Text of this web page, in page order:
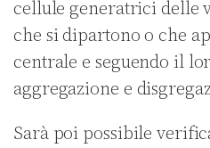
cellule generatrici delle
che si dipartono o che
centrale e seguendo il
aggregazione e
Sarà poi possibile